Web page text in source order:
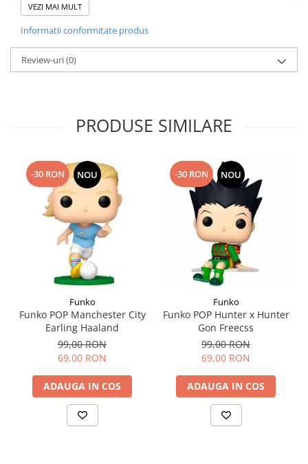
Pentru
Colectie
Sports&Action
Varsta
Greutate
170 g
VEZI MAI MULT
Informatii conformitate produs
Review-uri(0)
PRODUSE SIMILARE
-30 RON NOU
Funko
Funko POP Manchester City
Earling Haaland
99,00 RON
69,00 RON
ADAUGA IN COS
-30 RON NOU
Funko
Funko POP Hunter x Hunter
Gon Freecss
99,00 RON
69,00 RON
ADAUGA IN COS